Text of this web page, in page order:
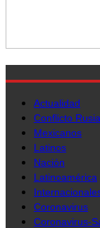
Actualidad
Conflicto
Mexicanos
Latinos
Nación
Latinoamérica
Coronavirus
Coronavirus-